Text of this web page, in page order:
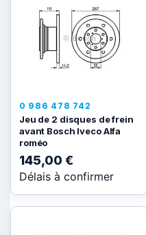
0 986 478 742
Jeu de 2 disques de frein
avant Bosch Iveco Alfa
roméo
145,00 €
Délais à confirmer